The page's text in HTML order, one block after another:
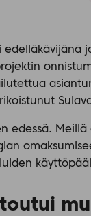
edelläkävijänä
edessä.